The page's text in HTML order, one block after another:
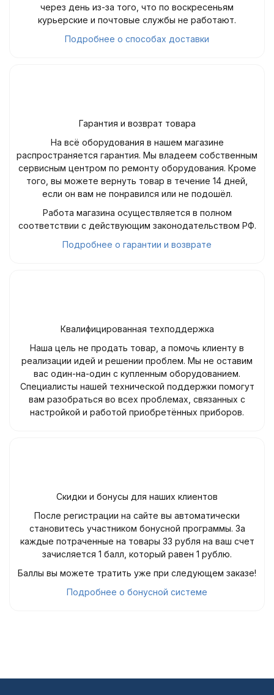
через день из-за того, что по воскресеньям
курьерские и почтовые службы не работают.
Подробнее о способах доставки
Гарантия и возврат товара
На всё оборудования в нашем магазине
распространяется гарантия. Мы владеем собственным
сервисным центром по ремонту оборудования. Кроме
того, вы можете вернуть товар в течение 14 дней,
если он вам не понравился или не подошёл.
Работа магазина осуществляется в полном
соответствии с действующим законодательством РФ.
Подробнее о гарантии и возврате
Квалифицированная техподдержка
Наша цель не продать товар, а помочь клиенту в
реализации идей и решении проблем. Мы не оставим
вас один-на-один с купленным оборудованием.
Специалисты нашей технической поддержки помогут
вам разобраться во всех проблемах, связанных с
настройкой и работой приобретённых приборов.
Скидки и бонусы для наших клиентов
После регистрации на сайте вы автоматически
становитесь участником бонусной программы. За
каждые потраченные на товары 33 рубля на ваш счет
зачисляется 1 балл, который равен 1 рублю.
Баллы вы можете тратить уже при следующем заказе!
Подробнее о бонусной системе